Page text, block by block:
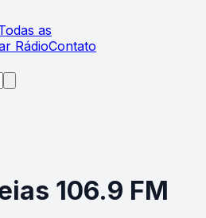
as
RádioContato
106.9 FM